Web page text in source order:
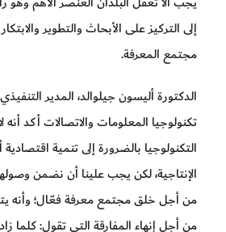
إلى التركيز على الأبحاث والتطوير
مجتمع المعرفة.
الدكتورة أليسون جيلوالد، المدير
تكنولوجيا المعلومات والاتصالات أكد
التكنولوجيا بالضرورة إلى تنمية اقتصادية
الإنتاجية، لكن يجب علينا أن نضمن
من أجل خلق مجتمع معرفة فعّال؛ وأنه
من أجل إنهاء المفارقة التي تقول: كلما